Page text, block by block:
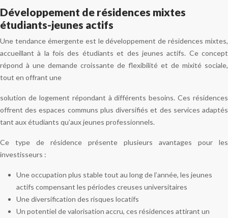
Développement de résidences mixtes
étudiants-jeunes actifs
Une tendance émergente est le développement de résidences mixtes,
accueillant à la fois des étudiants et des jeunes actifs. Ce concept
répond à une demande croissante de flexibilité et de mixité sociale,
tout en offrant une
solution de logement répondant à différents besoins. Ces résidences
offrent des espaces communs plus diversifiés et des services adaptés
tant aux étudiants qu’aux jeunes professionnels.
Ce type de résidence présente plusieurs avantages pour les
investisseurs :
Une occupation plus stable tout au long de l’année, les jeunes
actifs compensant les périodes creuses universitaires
Une diversification des risques locatifs
Un potentiel de valorisation accru, ces résidences attirant un